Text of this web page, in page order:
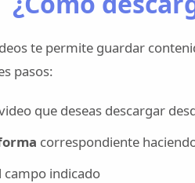
te permite guardar
pasos:
que deseas descargar
correspondiente
campo indicado